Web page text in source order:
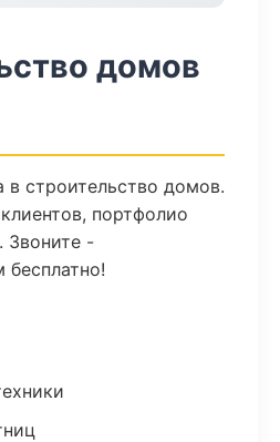
домов
в строительство домов.
портфолио
Звоните -
бесплатно!